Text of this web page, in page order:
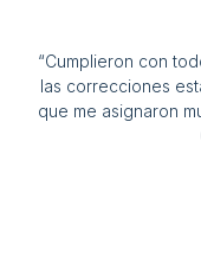
“Cumplieron con
las correcciones
que me asignaron